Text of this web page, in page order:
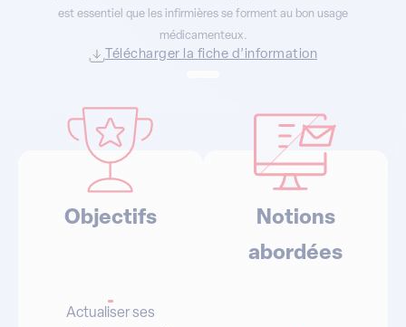
est essentiel que les infirmières se forment au bon usage
médicamenteux.
Télécharger la fiche d’information
Objectifs
Actualiser ses
Notions
abordées